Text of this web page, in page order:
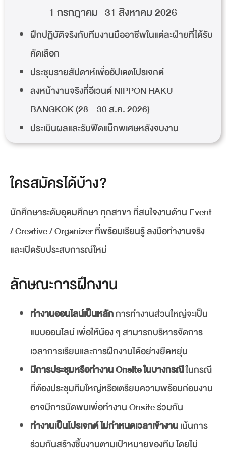
1 กรกฎาคม -31 สิงหาคม 2026
ฝึกปฏิบัติจริงกับทีมงานมืออาชีพในแต่ละฝ่ายที่ได้รับ
คัดเลือก
ประชุมรายสัปดาห์เพื่ออัปเดตโปรเจกต์
ลงหน้างานจริงที่อีเวนต์ NIPPON HAKU
BANGKOK (28 – 30 ส.ค. 2026)
ประเมินผลและรับฟีดแบ็กพิเศษหลังจบงาน
ใครสมัครได้บ้าง?
นักศึกษาระดับอุดมศึกษา ทุกสาขา ที่สนใจงานด้าน Event
/ Creative / Organizer ที่พร้อมเรียนรู้ ลงมือทำงานจริง
และเปิดรับประสบการณ์ใหม่
ลักษณะการฝึกงาน
ทำงานออนไลน์เป็นหลักการทำงานส่วนใหญ่จะเป็น
แบบออนไลน์ เพื่อให้น้อง ๆ สามารถบริหารจัดการ
เวลาการเรียนและการฝึกงานได้อย่างยืดหยุ่น
มีการประชุมหรือทำงาน Onsite ในบางกรณีในกรณี
ที่ต้องประชุมทีมใหญ่หรือเตรียมความพร้อมก่อนงาน
อาจมีการนัดพบเพื่อทำงาน Onsite ร่วมกัน
ทำงานเป็นโปรเจกต์ ไม่กำหนดเวลาเข้างานเน้นการ
ร่วมกันสร้างชิ้นงานตามเป้าหมายของทีม โดยไม่